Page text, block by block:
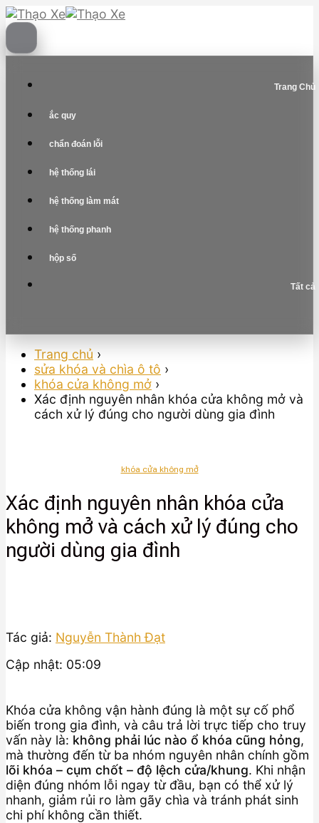
Skip
to
content
Trang Chủ
ắc quy
chẩn đoán lỗi
hệ thống lái
hệ thống làm mát
hệ thống phanh
hộp số
Tất cả
Trang chủ ›
sửa khóa và chìa ô tô ›
khóa cửa không mở ›
Xác định nguyên nhân khóa cửa không mở và
cách xử lý đúng cho người dùng gia đình
khóa cửa không mở
Xác định nguyên nhân khóa cửa
không mở và cách xử lý đúng cho
người dùng gia đình
Tác giả: Nguyễn Thành Đạt
Cập nhật: 05:09
Khóa cửa không vận hành đúng là một sự cố phổ
biến trong gia đình, và câu trả lời trực tiếp cho truy
vấn này là: không phải lúc nào ổ khóa cũng hỏng,
mà thường đến từ ba nhóm nguyên nhân chính gồm
lõi khóa – cụm chốt – độ lệch cửa/khung. Khi nhận
diện đúng nhóm lỗi ngay từ đầu, bạn có thể xử lý
nhanh, giảm rủi ro làm gãy chìa và tránh phát sinh
chi phí không cần thiết.